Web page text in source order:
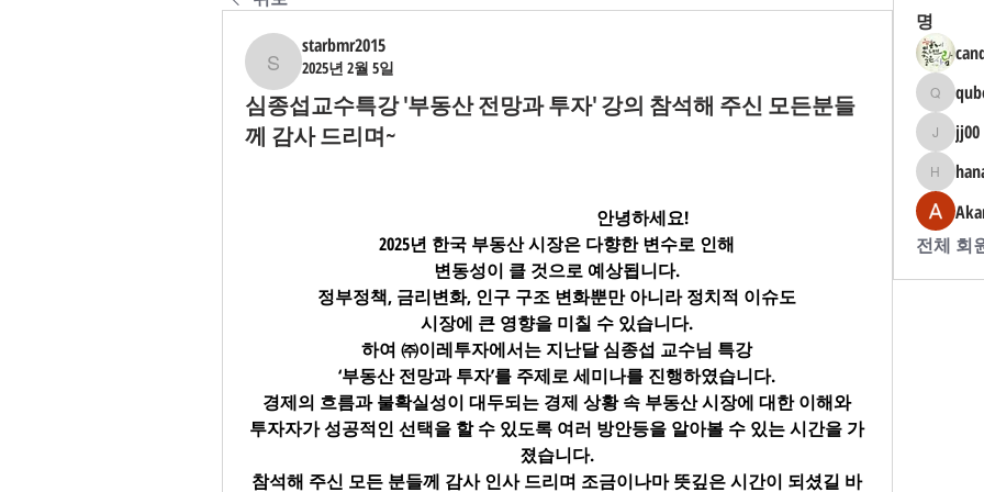
starbmr2015
starbmr2015
2025년 2월 5일
심종섭교수특강 '부동산 전망과 투자' 강의 참석해 주신 모든분들
께 감사 드리며~
                                                                                안녕하세요!
2025년 한국 부동산 시장은 다향한 변수로 인해
변동성이 클 것으로 예상됩니다.
정부정책, 금리변화, 인구 구조 변화뿐만 아니라 정치적 이슈도
시장에 큰 영향을 미칠 수 있습니다.
하여 ㈜이레투자에서는 지난달 심종섭 교수님 특강
‘부동산 전망과 투자’를 주제로 세미나를 진행하였습니다.
경제의 흐름과 불확실성이 대두되는 경제 상황 속 부동산 시장에 대한 이해와
투자자가 성공적인 선택을 할 수 있도록 여러 방안등을 알아볼 수 있는 시간을 가
졌습니다.
참석해 주신 모든 분들께 감사 인사 드리며 조금이나마 뜻깊은 시간이 되셨길 바
명
jj00jj00
hanah
전체 회